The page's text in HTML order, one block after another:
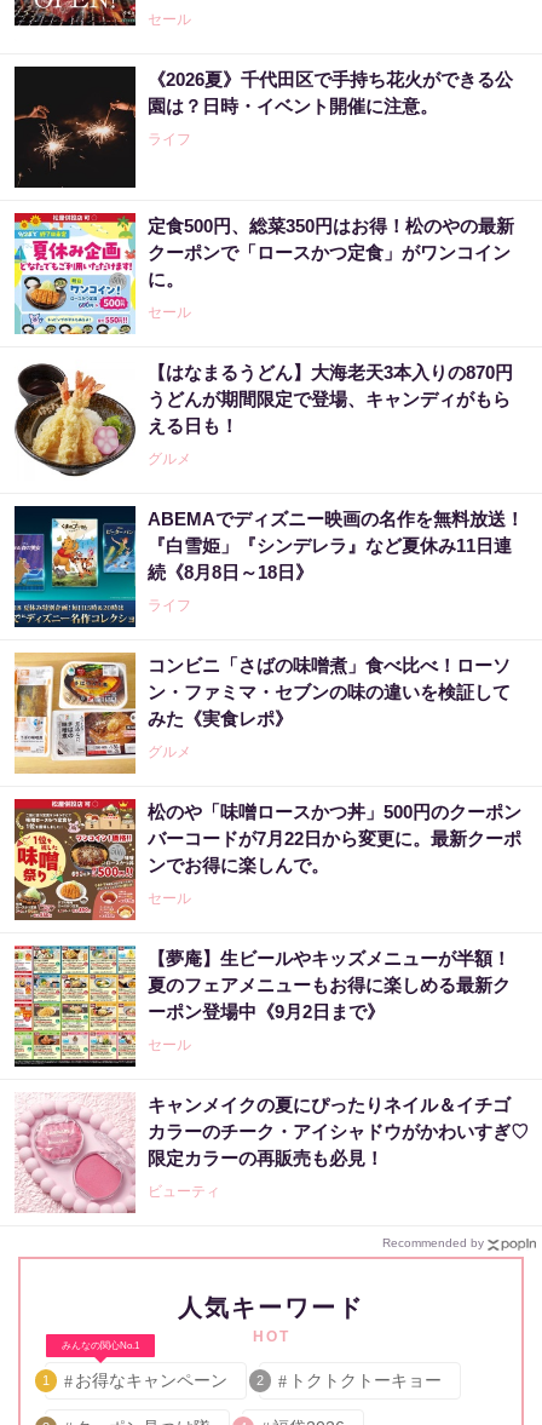
受付中》
セール
《2026夏》千代田区で手持ち花火ができる公
園は？日時・イベント開催に注意。
ライフ
定食500円、総菜350円はお得！松のやの最新
クーポンで「ロースかつ定食」がワンコイン
に。
セール
【はなまるうどん】大海老天3本入りの870円
うどんが期間限定で登場、キャンディがもら
える日も！
グルメ
ABEMAでディズニー映画の名作を無料放送！
『白雪姫」『シンデレラ』など夏休み11日連
続《8月8日～18日》
ライフ
コンビニ「さばの味噌煮」食べ比べ！ローソ
ン・ファミマ・セブンの味の違いを検証して
みた《実食レポ》
グルメ
松のや「味噌ロースかつ丼」500円のクーポン
バーコードが7月22日から変更に。最新クーポ
ンでお得に楽しんで。
セール
【夢庵】生ビールやキッズメニューが半額！
夏のフェアメニューもお得に楽しめる最新ク
ーポン登場中《9月2日まで》
セール
キャンメイクの夏にぴったりネイル＆イチゴ
カラーのチーク・アイシャドウがかわいすぎ♡
限定カラーの再販売も必見！
ビューティ
Recommended by
人気キーワード
HOT
みんなの関心No.1
1 お得なキャンペーン 2 トクトクトーキョー